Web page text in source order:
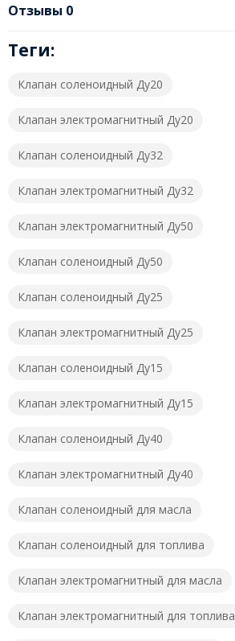
Отзывы 0
Теги:
Клапан соленоидный Ду20
Клапан электромагнитный Ду20
Клапан соленоидный Ду32
Клапан электромагнитный Ду32
Клапан электромагнитный Ду50
Клапан соленоидный Ду50
Клапан соленоидный Ду25
Клапан электромагнитный Ду25
Клапан соленоидный Ду15
Клапан электромагнитный Ду15
Клапан соленоидный Ду40
Клапан электромагнитный Ду40
Клапан соленоидный для масла
Клапан соленоидный для топлива
Клапан электромагнитный для масла
Клапан электромагнитный для топлива